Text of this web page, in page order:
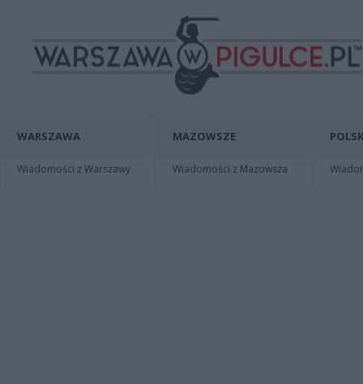
WARSZAWA
Wiadomości z Warszawy
MAZOWSZE
Wiadomości z Mazowsza